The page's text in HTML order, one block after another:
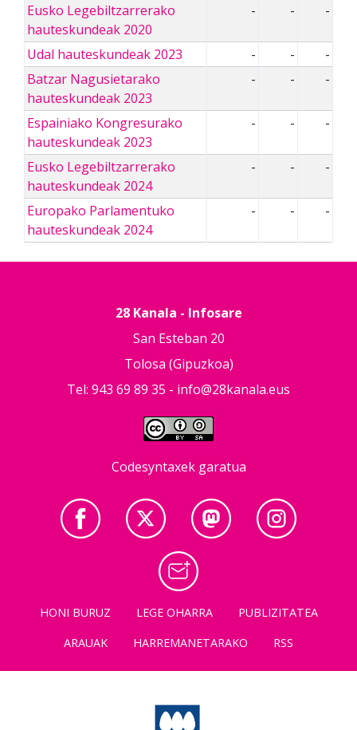
Eusko Legebiltzarrerako
hauteskundeak 2020
- - -
Udal hauteskundeak 2023 - -
-
Batzar Nagusietarako
hauteskundeak 2023
- - -
Espainiako Kongresurako
hauteskundeak 2023
- - -
Eusko Legebiltzarrerako
hauteskundeak 2024
- - -
Europako Parlamentuko
hauteskundeak 2024
- - -
28 Kanala - Infosare
San Esteban 20
Tolosa (Gipuzkoa)
Tel: 943 69 89 35 - info@28kanala.eus
Codesyntaxek garatua
HONI BURUZ LEGE OHARRA
PUBLIZITATEA
ARAUAK
HARREMANETARAKO RSS